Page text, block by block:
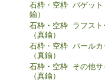
石枠・空枠 バゲット
鍮）
石枠・空枠 ラフスト
（真鍮）
石枠・空枠 パールカ
（真鍮）
石枠・空枠 その他サ
（真鍮）